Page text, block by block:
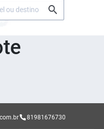
81981676730